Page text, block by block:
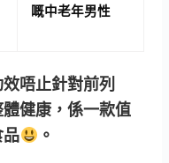
嘅中老年男性
唔止針對前列
健康 ，係一款值
。